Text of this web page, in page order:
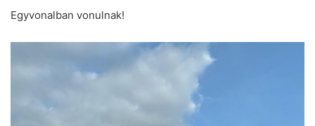
Egyvonalban vonulnak!